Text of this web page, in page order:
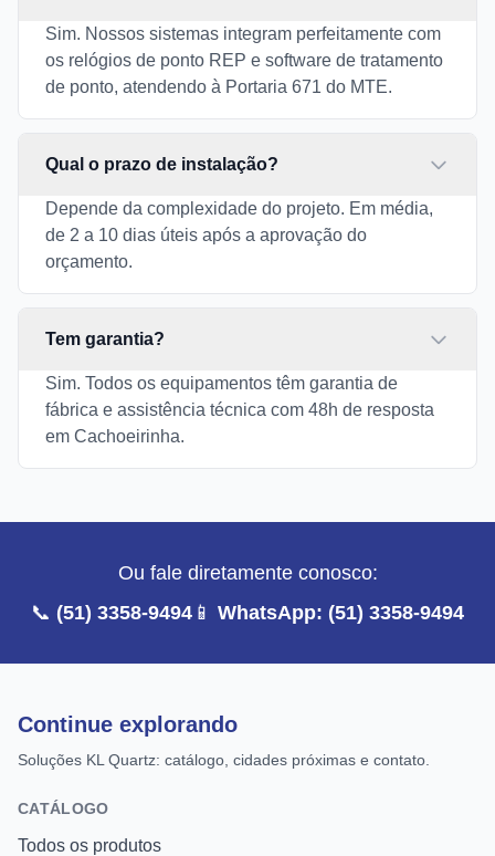
Sim. Nossos sistemas integram perfeitamente com
os relógios de ponto REP e software de tratamento
de ponto, atendendo à Portaria 671 do MTE.
Qual o prazo de instalação?
Depende da complexidade do projeto. Em média,
de 2 a 10 dias úteis após a aprovação do
orçamento.
Tem garantia?
Sim. Todos os equipamentos têm garantia de
fábrica e assistência técnica com 48h de resposta
em Cachoeirinha.
Ou fale diretamente conosco:
📞 (51) 3358-9494 📱 WhatsApp: (51) 3358-9494
Continue explorando
Soluções KL Quartz: catálogo, cidades próximas e contato.
CATÁLOGO
Todos os produtos